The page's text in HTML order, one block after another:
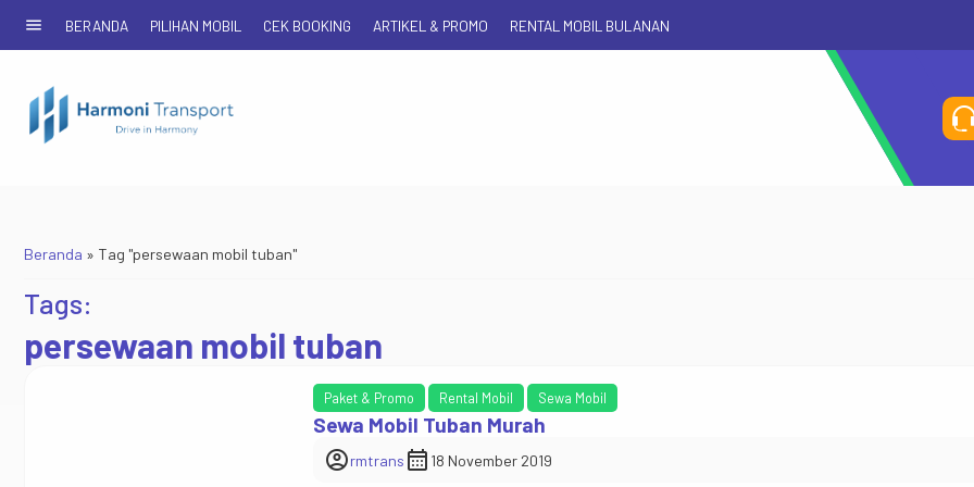
menu BERANDA PILIHAN MOBIL CEK BOOKING ARTIKEL & PROMO RENTAL MOBIL BULANAN
Beranda » Tag "persewaan mobil tuban"
Tags:
persewaan mobil tuban
Paket & Promo Rental Mobil Sewa Mobil
Sewa Mobil Tuban Murah
account_circlermtrans calendar_month 18 November 2019